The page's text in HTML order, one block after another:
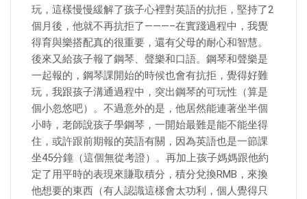
玩，這樣慢慢緩解了孩子心裡對英語的抗拒，堅持了2
個月後，他就不再抗拒了———–在實踐過程中，我覺
得育與樂搭配真的很重要，還有父母的耐心和智慧。
後來又給孩子報了鋼琴、聲樂和口語。鋼琴和聲樂是
一起報的，鋼琴課開始的時候也會有抗拒，覺得好難
玩，我跟孩子溝通過程中，突出鋼琴的可玩性（算是
個小忽悠吧）。不過意外的是，他居然能連著坐半個
小時，老師說孩子學鋼琴，一開始最難是能不能坐得
住，或許跟前期報的英語有關，因為英語也是一節課
坐45分鐘（這個無從考證）。再加上孩子媽媽跟他約
定了用平時的表現來賺取積分，積分兌換RMB，來換
他想要的東西（有人認識這樣會太功利，個人覺得只